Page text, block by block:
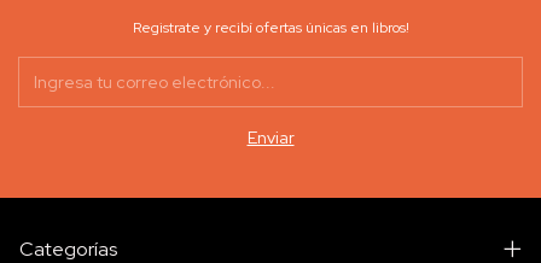
Registrate y recibí ofertas únicas en libros!
Categorías